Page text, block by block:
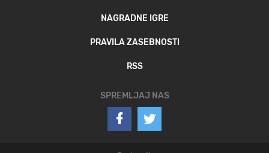
NAGRADNE IGRE
PRAVILA ZASEBNOSTI
RSS
SPREMLJAJ NAS